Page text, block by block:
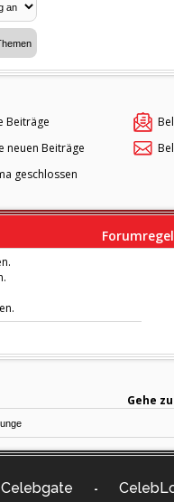
Beiträge
neuen Beiträge
geschlossen
Gehe zu
Celebgate -